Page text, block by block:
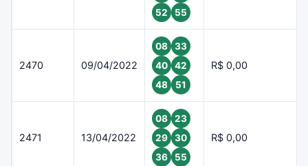
52
55
2470 09/04/2022
08
33
40
42
48
51
R$ 0,00
2471 13/04/2022
08
23
29
30
36
55
R$ 0,00